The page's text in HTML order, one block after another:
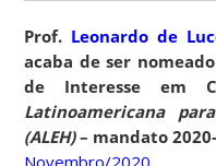
Prof. Leonardo de
acaba de ser
de Interesse em
Latinoamericana
(ALEH)– mandato
Novembro/2020